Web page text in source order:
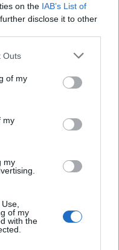
on the IAB’s List of
disclose it to other
one or more Google
You may click to
its third-party tags to
in below Google
Outs
of my
my
my
of my
with the
unirsi non solo per
più sicuro.
civile